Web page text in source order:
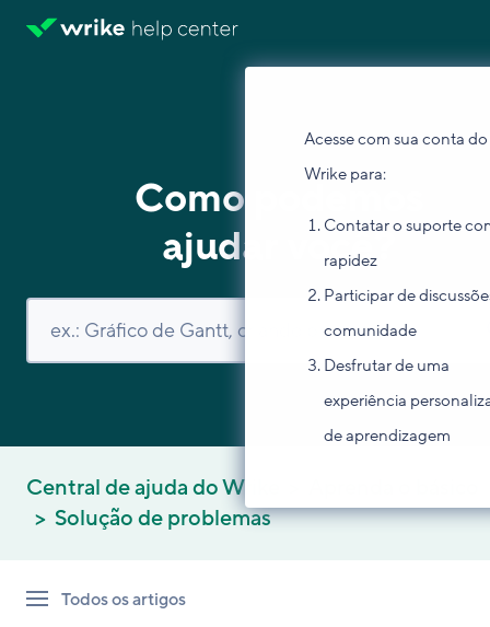
Acesse com sua conta do
Wrike para:
Contatar o suporte
rapidez
Participar de
comunidade
Desfrutar de uma
experiência
de aprendizagem
Como podemos
ajudar você?
Central de ajuda do Wrike
Solução de problemas
Todos os artigos